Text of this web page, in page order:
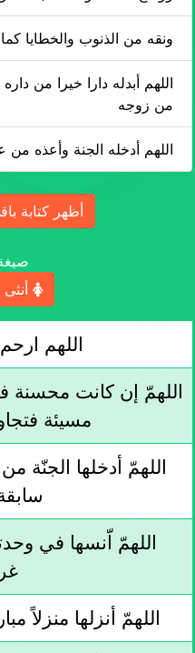
ونقه من الذنوب والخطايا
اللهم أبدله دارا خيرا من
من زوجه
اللهم أدخله الجنة وأعذه من
أظهر كتابة
أنثى
اللهم
اللهمّ إن كانت محسنة
مسيئة
اللهمّ أدخلها الجنّة
اللهمّ اّنسها في
اللهمّ أنزلها منزلاً